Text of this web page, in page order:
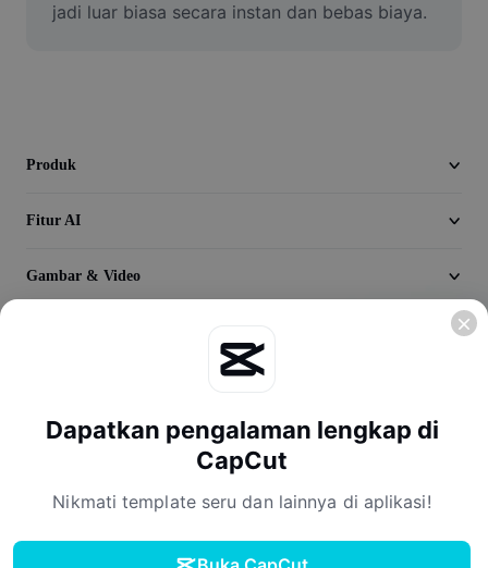
Face Cutout
Pangkas Video
jadi luar biasa secara instan dan bebas biaya.
Produk
Fitur AI
Gambar & Video
Dapatkan pengalaman lengkap di
CapCut
Nikmati template seru dan lainnya di aplikasi!